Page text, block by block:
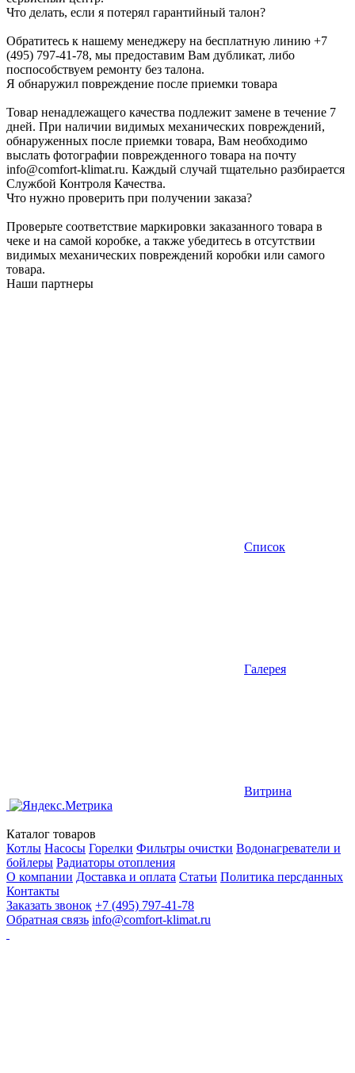
Что делать, если я потерял гарантийный талон?
Обратитесь к нашему менеджеру на бесплатную линию +7
(495) 797-41-78, мы предоставим Вам дубликат, либо
поспособствуем ремонту без талона.
Я обнаружил повреждение после приемки товара
Товар ненадлежащего качества подлежит замене в течение 7
дней. При наличии видимых механических повреждений,
обнаруженных после приемки товара, Вам необходимо
выслать фотографии поврежденного товара на почту
info@comfort-klimat.ru. Каждый случай тщательно разбирается
Службой Контроля Качества.
Что нужно проверить при получении заказа?
Проверьте соответствие маркировки заказанного товара в
чеке и на самой коробке, а также убедитесь в отсутствии
видимых механических повреждений коробки или самого
товара.
Наши партнеры
Список
Галерея
Витрина
Каталог товаров
Котлы Насосы Горелки Фильтры очистки Водонагреватели и
бойлеры Радиаторы отопления
О компании Доставка и оплата Статьи Политика персданных
Контакты
Заказать звонок +7 (495) 797-41-78
Обратная связь info@comfort-klimat.ru